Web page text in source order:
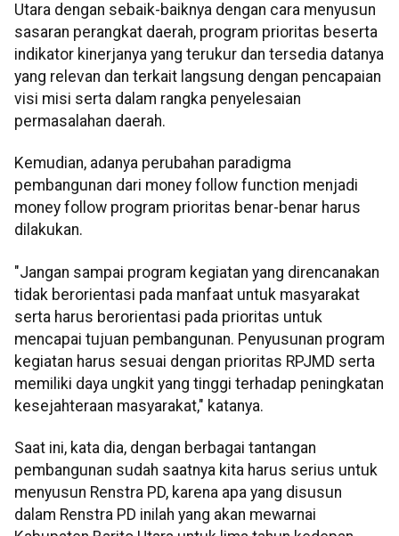
Utara dengan sebaik-baiknya dengan cara menyusun
sasaran perangkat daerah, program prioritas beserta
indikator kinerjanya yang terukur dan tersedia datanya
yang relevan dan terkait langsung dengan pencapaian
visi misi serta dalam rangka penyelesaian
permasalahan daerah.
Kemudian, adanya perubahan paradigma
pembangunan dari money follow function menjadi
money follow program prioritas benar-benar harus
dilakukan.
"Jangan sampai program kegiatan yang direncanakan
tidak berorientasi pada manfaat untuk masyarakat
serta harus berorientasi pada prioritas untuk
mencapai tujuan pembangunan. Penyusunan program
kegiatan harus sesuai dengan prioritas RPJMD serta
memiliki daya ungkit yang tinggi terhadap peningkatan
kesejahteraan masyarakat," katanya.
Saat ini, kata dia, dengan berbagai tantangan
pembangunan sudah saatnya kita harus serius untuk
menyusun Renstra PD, karena apa yang disusun
dalam Renstra PD inilah yang akan mewarnai